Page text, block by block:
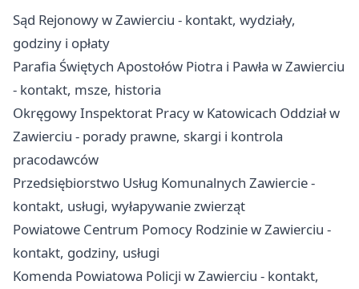
Sąd Rejonowy w Zawierciu - kontakt, wydziały,
godziny i opłaty
Parafia Świętych Apostołów Piotra i Pawła w Zawierciu
- kontakt, msze, historia
Okręgowy Inspektorat Pracy w Katowicach Oddział w
Zawierciu - porady prawne, skargi i kontrola
pracodawców
Przedsiębiorstwo Usług Komunalnych Zawiercie -
kontakt, usługi, wyłapywanie zwierząt
Powiatowe Centrum Pomocy Rodzinie w Zawierciu -
kontakt, godziny, usługi
Komenda Powiatowa Policji w Zawierciu - kontakt,